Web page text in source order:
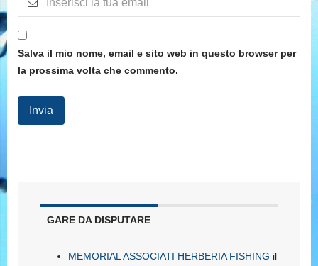
Salva il mio nome, email e sito web in questo browser per
la prossima volta che commento.
GARE DA DISPUTARE
MEMORIAL ASSOCIATI HERBERIA FISHING il